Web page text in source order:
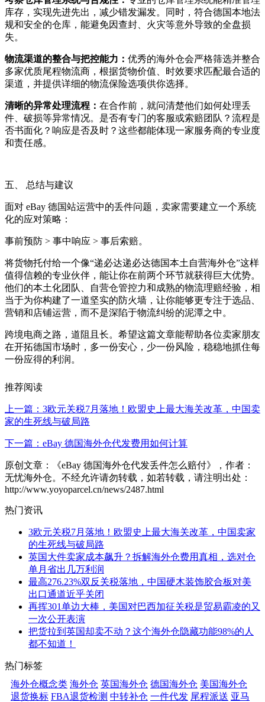
库存，实现先进先出，减少错发漏发。同时，符合德国本地法
规和安全的仓库，能避免因查封、火灾等意外导致的全盘损
失。
物流渠道的整合与把控能力： 优秀的海外仓会严格筛选并整合
多家优质尾程物流商，根据货物价值、时效要求匹配最合适的
渠道，并提供详细的物流保险选项供你选择。
清晰的异常处理流程： 在合作前，就问清楚他们如何处理丢
件、破损等异常情况。是否有专门的客服或索赔团队？流程是
否书面化？响应是否及时？这些都能体现一家服务商的专业度
和责任感。
五、 总结与建议
面对 eBay 德国站运营中的丢件问题，卖家需要建立一个系统
化的应对策略：
事前预防 > 事中响应 > 事后索赔。
将货物托付给一个像“递必达递必达德国本土自营海外仓”这样
值得信赖的专业伙伴，能让你在前两个环节就获得巨大优势。
他们的本土化团队、自营仓管控力和成熟的物流理赔经验，相
当于为你构建了一道坚实的防火墙，让你能够更专注于选品、
营销和店铺运营，而不是深陷于物流纠纷的泥潭之中。
跨境电商之路，道阻且长。希望这篇文章能帮助各位卖家朋友
在开拓德国市场时，多一份安心，少一份风险，稳稳地抓住每
一份应得的利润。
推荐阅读
上一篇：3欧元关税7月落地！欧盟史上最大海关改革，中国卖
家的生死线与破局路
下一篇：eBay 德国海外仓代发费用如何计算
原创文章：《eBay 德国海外仓代发丢件怎么赔付》，作者：
无忧海外仓。不经允许请勿转载，如若转载，请注明出处：
http://www.yoyoparcel.cn/news/2487.html
热门资讯
3欧元关税7月落地！欧盟史上最大海关改革，中国卖家
的生死线与破局路
英国大件卖家成本飙升？拆解海外仓费用真相，选对仓
单月省出几万利润
最高276.23%双反关税落地，中国硬木装饰胶合板对美
出口通道近乎关闭
再挥301单边大棒，美国对巴西加征关税是贸易霸凌的又
一次公开表演
把货拉到英国却卖不动？这个海外仓隐藏功能98%的人
都不知道！
热门标签
海外仓概念类 海外仓 英国海外仓 德国海外仓 美国海外仓
退货换标 FBA退货检测 中转补仓 一件代发 尾程派送 亚马